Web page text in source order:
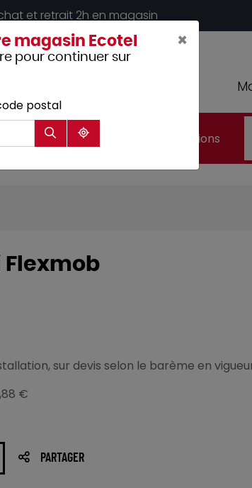
et retrait 2h en magasin
Hôtellerie Mobilier Promotions
Flexmob
sur devis selon le barème en
€
PARTAGER
×
magasin Ecotel
pour continuer sur
postal